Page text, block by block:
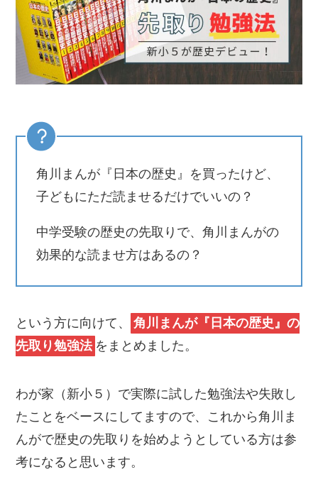
角川まんが『日本の歴史』を買ったけど、
子どもにただ読ませるだけでいいの？
中学受験の歴史の先取りで、角川まんがの
効果的な読ませ方はあるの？
という方に向けて、
角川まんが『日本の歴史』の
先取り勉強法 をまとめました。
わが家（新小５）で実際に試した勉強法や失敗し
たことをベースにしてますので、これから角川ま
んがで歴史の先取りを始めようとしている方は参
考になると思います。